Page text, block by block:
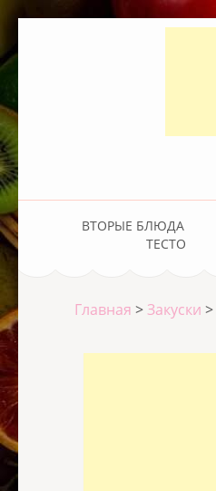
ВТОРЫЕ БЛЮДА
ТЕСТО
Главная >Закуски >